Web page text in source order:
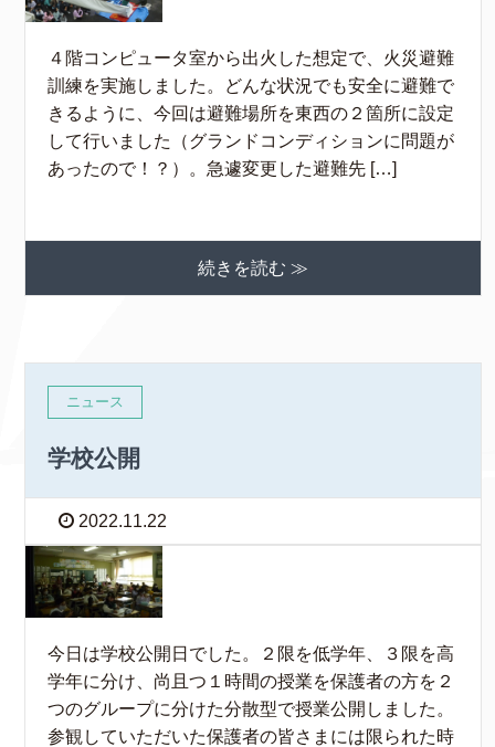
４階コンピュータ室から出火した想定で、火災避難
訓練を実施しました。どんな状況でも安全に避難で
きるように、今回は避難場所を東西の２箇所に設定
して行いました（グランドコンディションに問題が
あったので！？）。急遽変更した避難先 […]
続きを読む ≫
ニュース
学校公開
2022.11.22
今日は学校公開日でした。２限を低学年、３限を高
学年に分け、尚且つ１時間の授業を保護者の方を２
つのグループに分けた分散型で授業公開しました。
参観していただいた保護者の皆さまには限られた時